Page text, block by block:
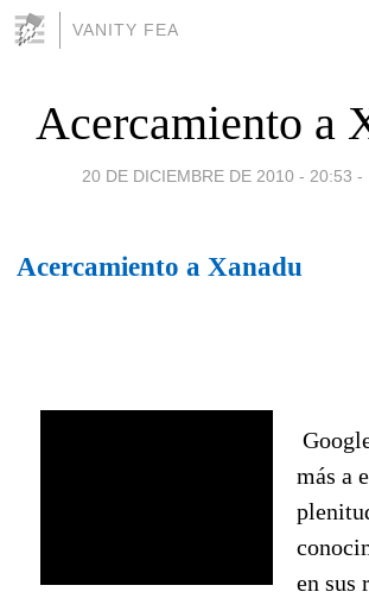
VANITY FEA
Acercamiento a
20 DE DICIEMBRE DE 2010 - 20:53 -
Acercamiento a Xanadu
más a
en sus